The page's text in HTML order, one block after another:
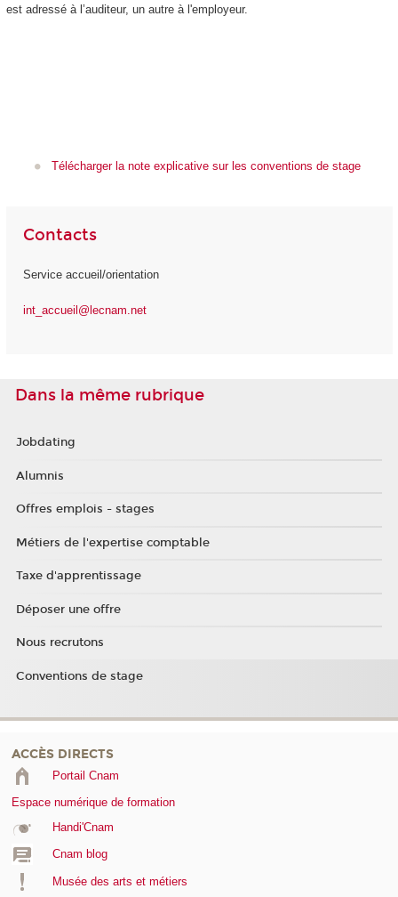
est adressé à l’auditeur, un autre à l'employeur.
Télécharger la note explicative sur les conventions de stage
Contacts
Service accueil/orientation
int_accueil@lecnam.net
Dans la même rubrique
Jobdating
Alumnis
Offres emplois - stages
Métiers de l'expertise comptable
Taxe d'apprentissage
Déposer une offre
Nous recrutons
Conventions de stage
ACCÈS DIRECTS
Portail Cnam
Espace numérique de formation
Handi'Cnam
Cnam blog
Musée des arts et métiers